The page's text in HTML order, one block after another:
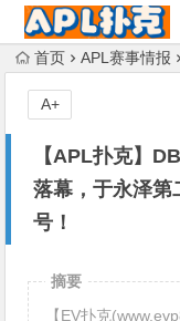
首页 APL赛事情报
【APL扑克】
落幕，于永泽第
号！
A+
摘要
【EV扑克